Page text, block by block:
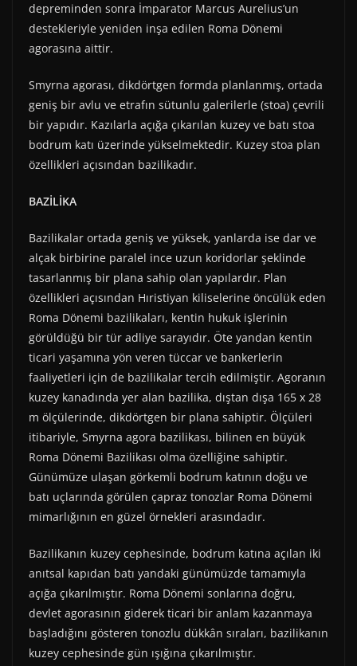
depreminden sonra İmparator Marcus Aurelius’un
destekleriyle yeniden inşa edilen Roma Dönemi
agorasına aittir.
Smyrna agorası, dikdörtgen formda planlanmış, ortada
geniş bir avlu ve etrafın sütunlu galerilerle (stoa) çevrili
bir yapıdır. Kazılarla açığa çıkarılan kuzey ve batı stoa
bodrum katı üzerinde yükselmektedir. Kuzey stoa plan
özellikleri açısından bazilikadır.
BAZİLİKA
Bazilikalar ortada geniş ve yüksek, yanlarda ise dar ve
alçak birbirine paralel ince uzun koridorlar şeklinde
tasarlanmış bir plana sahip olan yapılardır. Plan
özellikleri açısından Hıristiyan kiliselerine öncülük eden
Roma Dönemi bazilikaları, kentin hukuk işlerinin
görüldüğü bir tür adliye sarayıdır. Öte yandan kentin
ticari yaşamına yön veren tüccar ve bankerlerin
faaliyetleri için de bazilikalar tercih edilmiştir. Agoranın
kuzey kanadında yer alan bazilika, dıştan dışa 165 x 28
m ölçülerinde, dikdörtgen bir plana sahiptir. Ölçüleri
itibariyle, Smyrna agora bazilikası, bilinen en büyük
Roma Dönemi Bazilikası olma özelliğine sahiptir.
Günümüze ulaşan görkemli bodrum katının doğu ve
batı uçlarında görülen çapraz tonozlar Roma Dönemi
mimarlığının en güzel örnekleri arasındadır.
Bazilikanın kuzey cephesinde, bodrum katına açılan iki
anıtsal kapıdan batı yandaki günümüzde tamamıyla
açığa çıkarılmıştır. Roma Dönemi sonlarına doğru,
devlet agorasının giderek ticari bir anlam kazanmaya
başladığını gösteren tonozlu dükkân sıraları, bazilikanın
kuzey cephesinde gün ışığına çıkarılmıştır.